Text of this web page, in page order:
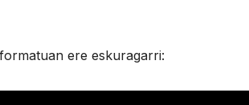
ere eskuragarri: